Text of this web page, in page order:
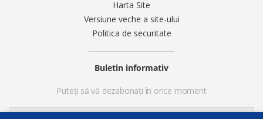
Harta Site
Versiune veche a site-ului
Politica de securitate
Buletin informativ
Puteți să vă dezabonați în orice moment